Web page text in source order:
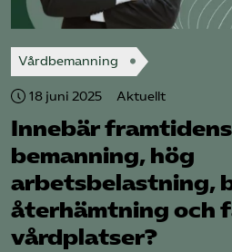
Vårdbemanning
18 juni 2025 Aktuellt
Innebär
bemanning, hög
arbetsbelastning,
återhämtning och
vårdplatser?